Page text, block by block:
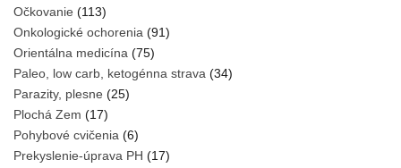
Očkovanie (113)
Onkologické ochorenia (91)
Orientálna medicína (75)
Paleo, low carb, ketogénna strava (34)
Parazity, plesne (25)
Plochá Zem (17)
Pohybové cvičenia (6)
Prekyslenie-úprava PH (17)